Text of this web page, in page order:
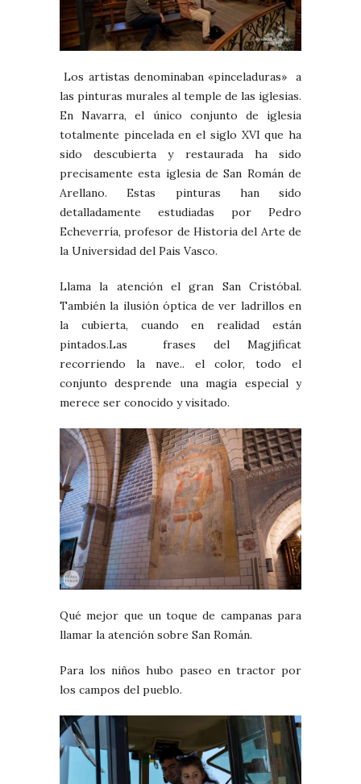
Los artistas denominaban «pinceladuras» a
las pinturas murales al temple de las iglesias.
En Navarra, el único conjunto de iglesia
totalmente pincelada en el siglo XVI que ha
sido descubierta y restaurada ha sido
precisamente esta iglesia de San Román de
Arellano. Estas pinturas han sido
detalladamente estudiadas por Pedro
Echeverría, profesor de Historia del Arte de
la Universidad del Pais Vasco.
Llama la atención el gran San Cristóbal.
También la ilusión óptica de ver ladrillos en
la cubierta, cuando en realidad están
pintados.Las frases del Magjificat
recorriendo la nave.. el color, todo el
conjunto desprende una magia especial y
merece ser conocido y visitado.
Qué mejor que un toque de campanas para
llamar la atención sobre San Román.
Para los niños hubo paseo en tractor por
los campos del pueblo.